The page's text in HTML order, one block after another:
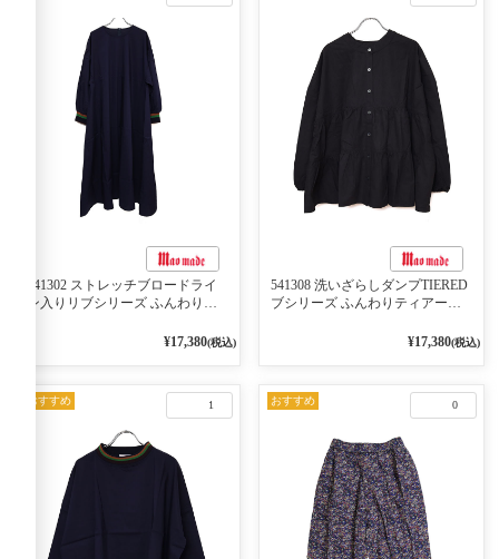
541302 ストレッチブロードライ
ン入りリブシリーズ ふんわりス
¥17,380(税込)
541308 洗いざらしダンプTIERED
ブシリーズ ふんわりティアード
¥17,380(税込)
1
おすすめ 0
おすすめ